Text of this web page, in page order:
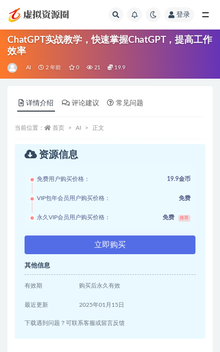
登录
ChatGPT实战教学，快速掌握ChatGPT，提高工作
效率
AI 2 年前 0 21 19.9
详情介绍 评论建议 常见问题
当前位置： 首页 AI 正文
资源信息
免费用户购买价格： 19.9金币
VIP包年会员用户购买价格： 免费
永久VIP会员用户购买价格： 免费 推荐
立即购买
其他信息
有效期 购买后永久有效
最近更新 2025年01月15日
下载遇到问题？可联系客服或留言反馈